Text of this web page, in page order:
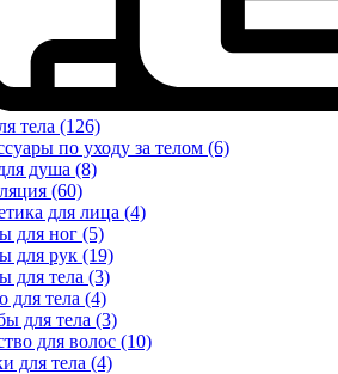
тела (126)
по уходу за телом (6)
душа (8)
(60)
для лица (4)
для ног (5)
для рук (19)
для тела (3)
для тела (4)
для тела (3)
для волос (10)
для тела (4)